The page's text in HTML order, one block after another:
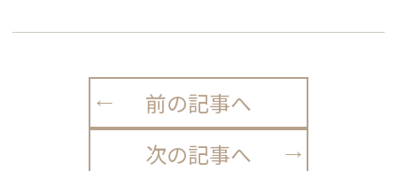
前の記事へ
次の記事へ